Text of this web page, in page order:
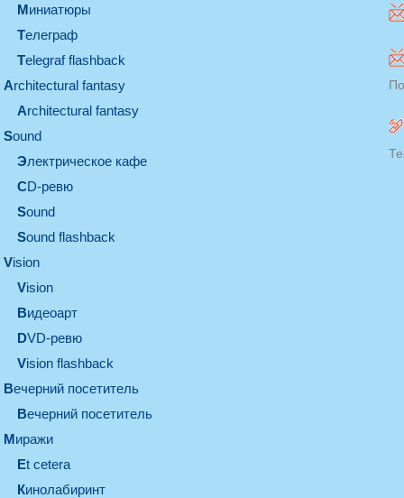
миниатюры
телеграф
Telegraf flashback
architectural fantasy
architectural fantasy
sound
электрическое кафе
CD-ревю
sound
Sound flashback
vision
vision
видеоарт
DVD-ревю
Vision flashback
вечерний посетитель
вечерний посетитель
миражи
et cetera
кинолабиринт